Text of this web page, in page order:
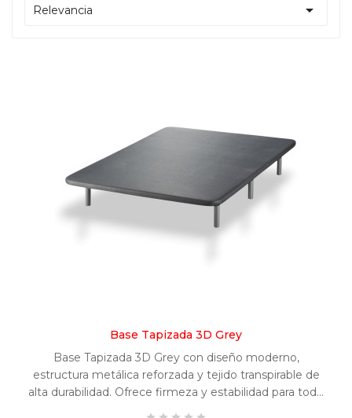
Relevancia 
Base Tapizada 3D Grey
Base Tapizada 3D Grey con diseño moderno,
estructura metálica reforzada y tejido transpirable de
alta durabilidad. Ofrece firmeza y estabilidad para todo